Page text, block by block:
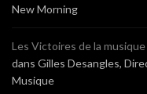
New Morning
Les Victoires de la
dans Gilles Desangles,
Musique